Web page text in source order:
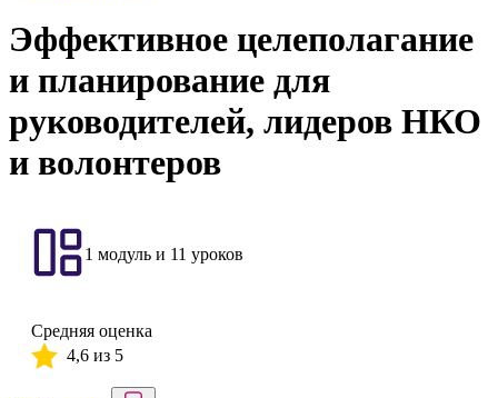
Эффективное целеполагание
и планирование для
руководителей, лидеров НКО
и волонтеров
1 модуль и 11 уроков
Средняя оценка
4,6 из 5